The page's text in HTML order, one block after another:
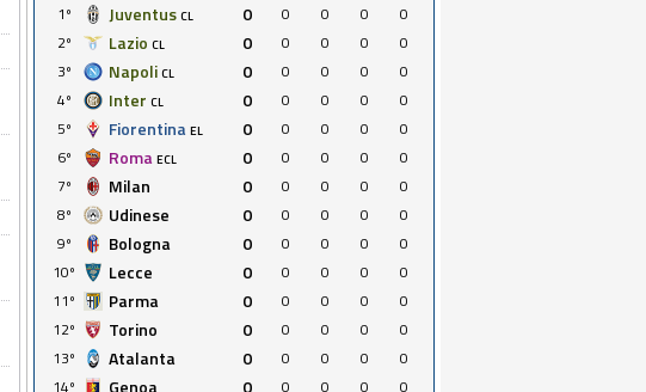
1º Juventus CL 0 0 0 0
0
2º
Lazio CL 0 0 0 0
0
3º
Napoli CL 0 0 0 0
0
4º
Inter CL 0 0 0 0
0
5º
Fiorentina EL 0 0 0 0
0
6º
Roma ECL 0 0 0 0
0
7º
Milan 0 0 0 0
0
8º
Udinese 0 0 0 0
0
9º
Bologna 0 0 0 0
0
10º
Lecce 0 0 0 0
0
11º
Parma 0 0 0 0
0
12º
Torino 0 0 0 0
0
13º
Atalanta 0 0 0 0
0
14º
Genoa 0 0 0 0 0